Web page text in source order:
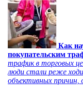
Как
покупательским
трафик в торговых
люди стали реже
объективных причин,